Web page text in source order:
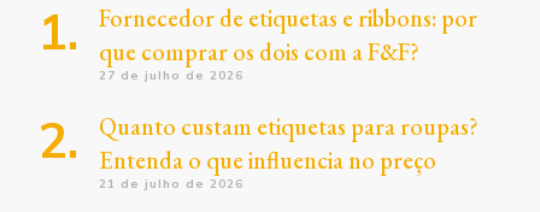
Fornecedor de etiquetas e ribbons: por
que comprar os dois com a F&F?
27 de julho de 2026
Quanto custam etiquetas para roupas?
Entenda o que influencia no preço
21 de julho de 2026